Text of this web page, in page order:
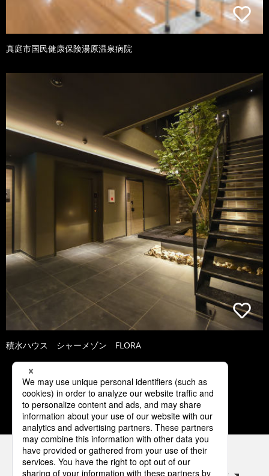
真庭市国民健康保険湯原温泉病院
積水ハウス シャーメゾン FLORA
1 2 3 4 5
パナソニックの電気設備 SNSアカウント